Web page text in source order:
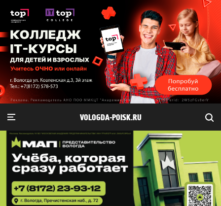
VOLOGDA-POISK.RU